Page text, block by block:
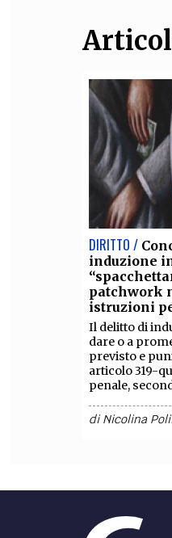
DIRITTO /
induzione
patchwork
istruzioni
Il delitto di
dare o a
previsto e
articolo 319-
penale,
diNicolina